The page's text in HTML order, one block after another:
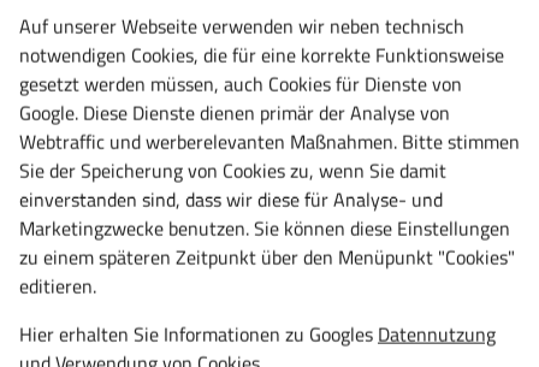
Material:
Stahlblech
Garantie:
10 Jahre
Zu diesem Artikel passt auch
Auf unserer Webseite verwenden wir neben technisch
notwendigen Cookies, die für eine korrekte Funktionsweise
gesetzt werden müssen, auch Cookies für Dienste von
Google. Diese Dienste dienen primär der Analyse von
Webtraffic und werberelevanten Maßnahmen. Bitte stimmen
Sie der Speicherung von Cookies zu, wenn Sie damit
einverstanden sind, dass wir diese für Analyse- und
Marketingzwecke benutzen. Sie können diese Einstellungen
zu einem späteren Zeitpunkt über den Menüpunkt "Cookies"
editieren.
Hier erhalten Sie Informationen zu Googles Datennutzung